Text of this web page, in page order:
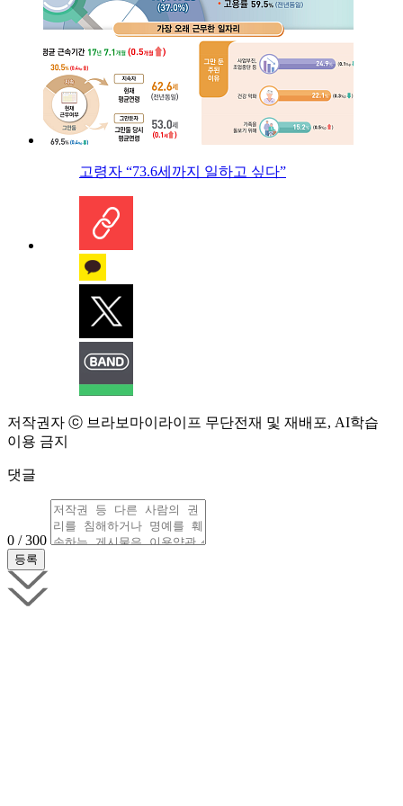
고령자 “73.6세까지 일하고 싶다”
저작권자 ⓒ 브라보마이라이프 무단전재 및 재배포, AI학습
이용 금지
댓글
0 / 300